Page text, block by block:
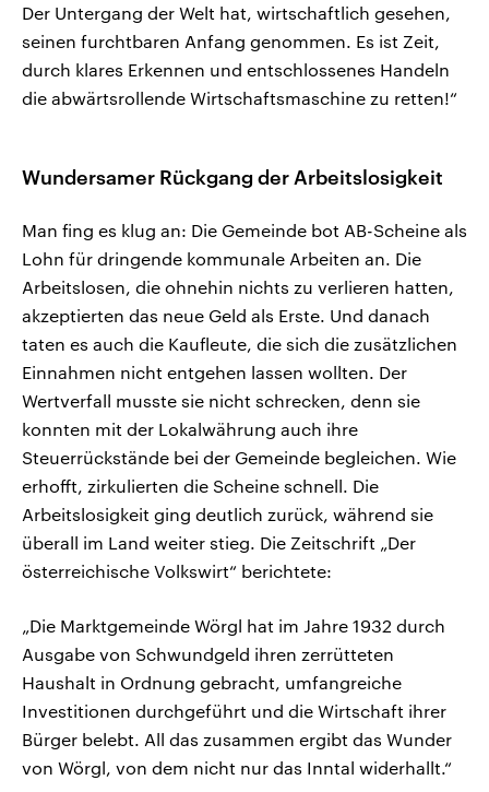
Der Untergang der Welt hat, wirtschaftlich gesehen,
seinen furchtbaren Anfang genommen. Es ist Zeit,
durch klares Erkennen und entschlossenes Handeln
die abwärtsrollende Wirtschaftsmaschine zu retten!“
Wundersamer Rückgang der Arbeitslosigkeit
Man fing es klug an: Die Gemeinde bot AB-Scheine als
Lohn für dringende kommunale Arbeiten an. Die
Arbeitslosen, die ohnehin nichts zu verlieren hatten,
akzeptierten das neue Geld als Erste. Und danach
taten es auch die Kaufleute, die sich die zusätzlichen
Einnahmen nicht entgehen lassen wollten. Der
Wertverfall musste sie nicht schrecken, denn sie
konnten mit der Lokalwährung auch ihre
Steuerrückstände bei der Gemeinde begleichen. Wie
erhofft, zirkulierten die Scheine schnell. Die
Arbeitslosigkeit ging deutlich zurück, während sie
überall im Land weiter stieg. Die Zeitschrift „Der
österreichische Volkswirt“ berichtete:
„Die Marktgemeinde Wörgl hat im Jahre 1932 durch
Ausgabe von Schwundgeld ihren zerrütteten
Haushalt in Ordnung gebracht, umfangreiche
Investitionen durchgeführt und die Wirtschaft ihrer
Bürger belebt. All das zusammen ergibt das Wunder
von Wörgl, von dem nicht nur das Inntal widerhallt.“